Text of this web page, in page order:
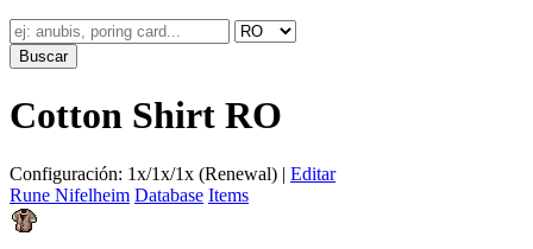
Cotton Shirt RO
Configuración: 1x/1x/1x (Renewal) | Editar
Rune Nifelheim Database Items